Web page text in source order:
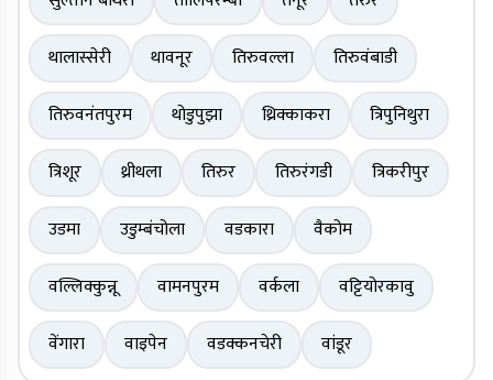
थालास्सेरी
थावनूर तिरुवल्ला
तिरुवंबाडी
तिरुवनंतपुरम
थोडुपुझा थ्रिक्काकरा
त्रिपुनिथुरा
त्रिशूर
थ्रीथला तिरुर तिरुरंगडी
त्रिकरीपुर
उडमा
उडुम्बंचोला वडकारा
वैकोम
वल्लिक्कुन्नू
वामनपुरम वर्कला
वट्टियोरकावु
वेंगारा
वाइपेन वडक्कनचेरी वांडूर